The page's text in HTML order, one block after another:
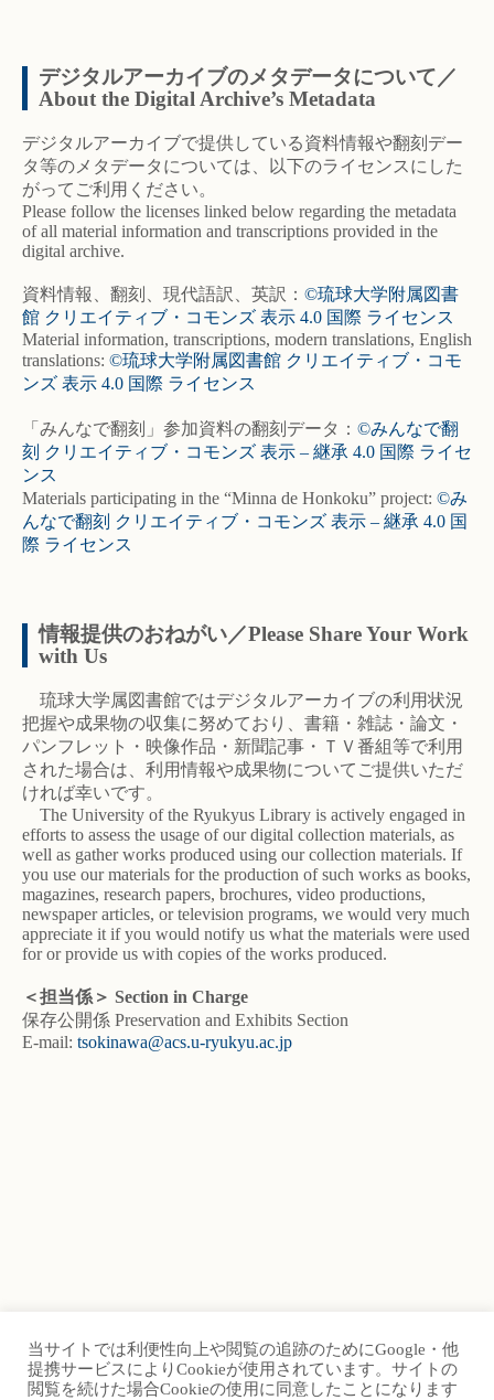
デジタルアーカイブのメタデータについて／
About the Digital Archive’s Metadata
デジタルアーカイブで提供している資料情報や翻刻デー
タ等のメタデータについては、以下のライセンスにした
がってご利用ください。
Please follow the licenses linked below regarding the metadata
of all material information and transcriptions provided in the
digital archive.
資料情報、翻刻、現代語訳、英訳： ©琉球大学附属図書
館 クリエイティブ・コモンズ 表示 4.0 国際 ライセンス
Material information, transcriptions, modern translations, English
translations: ©琉球大学附属図書館 クリエイティブ・コモ
ンズ 表示 4.0 国際 ライセンス
「みんなで翻刻」参加資料の翻刻データ： ©みんなで翻
刻 クリエイティブ・コモンズ 表示 – 継承 4.0 国際 ライセ
ンス
Materials participating in the “Minna de Honkoku” project: ©み
んなで翻刻 クリエイティブ・コモンズ 表示 – 継承 4.0 国
際 ライセンス
情報提供のおねがい／Please Share Your Work
with Us
琉球大学属図書館ではデジタルアーカイブの利用状況
把握や成果物の収集に努めており、書籍・雑誌・論文・
パンフレット・映像作品・新聞記事・ＴＶ番組等で利用
された場合は、利用情報や成果物についてご提供いただ
ければ幸いです。
The University of the Ryukyus Library is actively engaged in
efforts to assess the usage of our digital collection materials, as
well as gather works produced using our collection materials. If
you use our materials for the production of such works as books,
magazines, research papers, brochures, video productions,
newspaper articles, or television programs, we would very much
appreciate it if you would notify us what the materials were used
for or provide us with copies of the works produced.
＜担当係＞ Section in Charge
保存公開係 Preservation and Exhibits Section
E-mail: tsokinawa@acs.u-ryukyu.ac.jp
TOP Site Map
当サイトでは利便性向上や閲覧の追跡のためにGoogle・他
提携サービスによりCookieが使用されています。サイトの
閲覧を続けた場合Cookieの使用に同意したことになります